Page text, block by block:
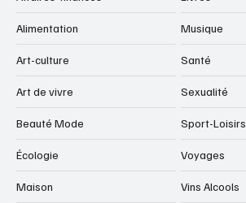
Alimentation
Art-culture
Art de vivre
Beauté Mode
Écologie
Maison
Musique
Santé
Sexualité
Sport-Loisirs
Voyages
Vins Alcools